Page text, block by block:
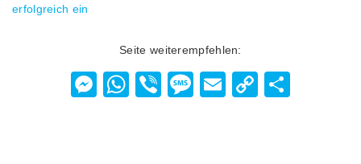
erfolgreich ein
Seite weiterempfehlen:
Messenger
WhatsApp
ViberMessage
EmailCopy